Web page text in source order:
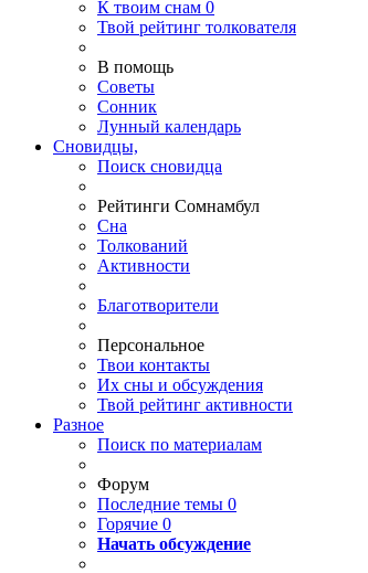
К твоим снам 0
Твой рейтинг толкователя
В помощь
Советы
Сонник
Лунный календарь
Сновидцы,
Поиск сновидца
Рейтинги Сомнамбул
Сна
Толкований
Активности
Благотворители
Персональное
Твои контакты
Их сны и обсуждения
Твой рейтинг активности
Разное
Поиск по материалам
Форум
Последние темы 0
Горячие 0
Начать обсуждение